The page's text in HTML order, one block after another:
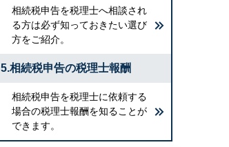
相続税申告を税理士へ相談され
る方は必ず知っておきたい選び
方をご紹介。
5.相続税申告の税理士報酬
相続税申告を税理士に依頼する
場合の税理士報酬を知ることが
できます。